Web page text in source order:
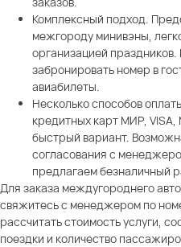
Комплексный подход.
межгороду минивэны,
организацией
забронировать номер в
авиабилеты.
Несколько способов
кредитных карт МИР,
быстрый вариант.
согласования с
предлагаем безналичный
Для заказа междугороднего
свяжитесь с менеджером по
рассчитать стоимость услуги,
поездки и количество